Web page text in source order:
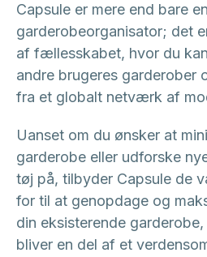
Capsule er mere end bare en
garderobeorganisator; det
af fællesskabet, hvor du
andre brugeres garderober
fra et globalt netværk af
Uanset om du ønsker at
garderobe eller udforske
tøj på, tilbyder Capsule de
for til at genopdage og
din eksisterende
bliver en del af et